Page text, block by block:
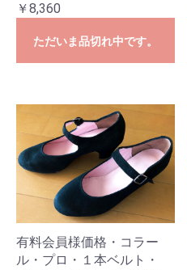
￥8,360
ただいま品切れ中です。
有料会員様価格・コラー
ル・プロ・１本ベルト・